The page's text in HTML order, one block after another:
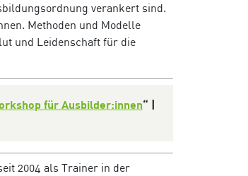
verankert sind.
Methoden und Modelle
und Leidenschaft für die
für Ausbilder:innen“ |
2004 als Trainer in der